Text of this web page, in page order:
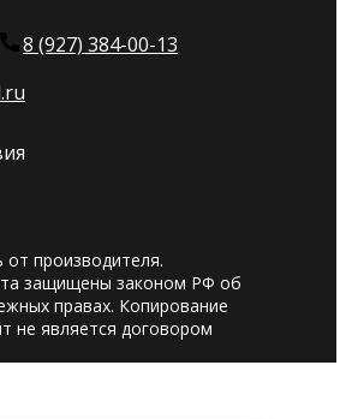
8 (927) 384-00-13
производителя.
защищены законом РФ об
правах. Копирование
не является договором